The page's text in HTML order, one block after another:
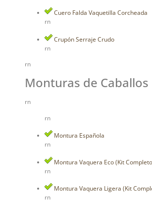
Cuero Falda Vaquetilla Corcheada
rn
Crupón Serraje Crudo
rn
rn
Monturas de Caballos
rn
rn
Montura Española
rn
Montura Vaquera Eco (Kit
rn
Montura Vaquera Ligera (Kit
rn